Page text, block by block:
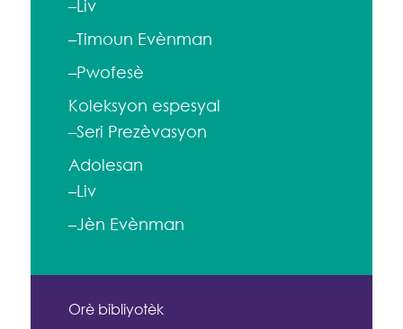
–Liv
–Timoun Evènman
–Pwofesè
Koleksyon espesyal
–Seri Prezèvasyon
Adolesan
–Liv
–Jèn Evènman
Orè bibliyotèk